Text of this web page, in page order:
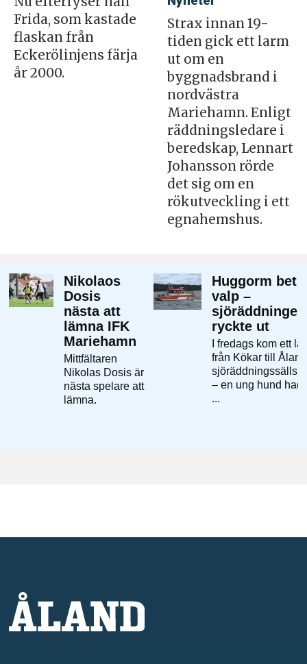
Frida, som kastade
flaskan från
Eckerölinjens färja
år 2000.
Strax innan 19-
tiden gick ett larm
ut om en
byggnadsbrand i
nordvästra
Mariehamn. Enligt
räddningsledare i
beredskap, Lennart
Johansson rörde
det sig om en
rökutveckling i ett
egnahemshus.